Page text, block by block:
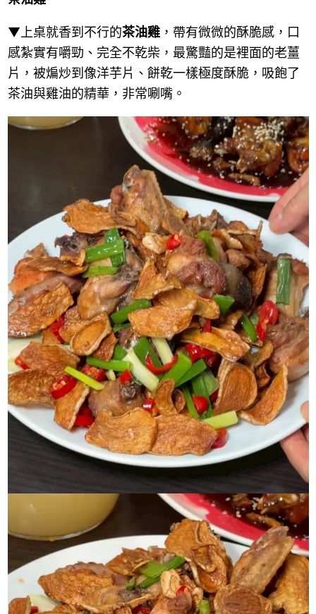
▼上桌就香到不行的茶油雞，帶有微微的酥脆感，口
感紮實有嚼勁、完全不乾柴，最驚豔的是裡面的老薑
片，被煸炒到像洋芋片、餅乾一樣極度酥脆，吸飽了
茶油與雞油的精華，非常唰嘴。